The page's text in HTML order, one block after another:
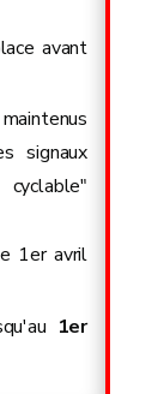
avant
signaux
1er avril
1er